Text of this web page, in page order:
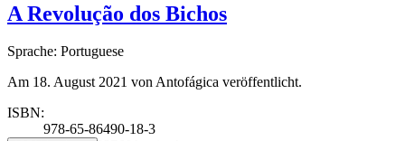
A Revolução dos Bichos
Sprache: Portuguese
Am 18. August 2021 von Antofágica veröffentlicht.
ISBN:
978-65-86490-18-3